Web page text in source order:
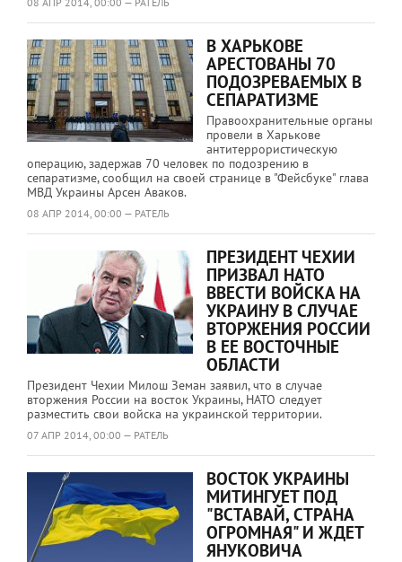
В ХАРЬКОВЕ
АРЕСТОВАНЫ 70
ПОДОЗРЕВАЕМЫХ В
СЕПАРАТИЗМЕ
Правоохранительные органы
провели в Харькове
антитеррористическую
операцию, задержав 70 человек по подозрению в
сепаратизме, сообщил на своей странице в "Фейсбуке" глава
МВД Украины Арсен Аваков.
08 АПР 2014, 00:00 — РАТЕЛЬ
ПРЕЗИДЕНТ ЧЕХИИ
ПРИЗВАЛ НАТО
ВВЕСТИ ВОЙСКА НА
УКРАИНУ В СЛУЧАЕ
ВТОРЖЕНИЯ РОССИИ
В ЕЕ ВОСТОЧНЫЕ
ОБЛАСТИ
Президент Чехии Милош Земан заявил, что в случае
вторжения России на восток Украины, НАТО следует
разместить свои войска на украинской территории.
07 АПР 2014, 00:00 — РАТЕЛЬ
ВОСТОК УКРАИНЫ
МИТИНГУЕТ ПОД
"ВСТАВАЙ, СТРАНА
ОГРОМНАЯ" И ЖДЕТ
ЯНУКОВИЧА